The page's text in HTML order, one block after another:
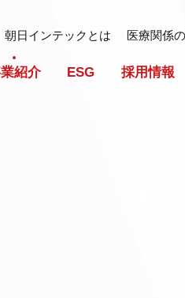
紹介 ESG 採用情報
朝日インテックとは 医療関係